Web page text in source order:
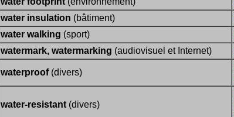
water insulation (bâtiment)
water walking (sport)
watermark, watermarking (audiovisuel et Internet)
waterproof(divers)
water-resistant (divers)